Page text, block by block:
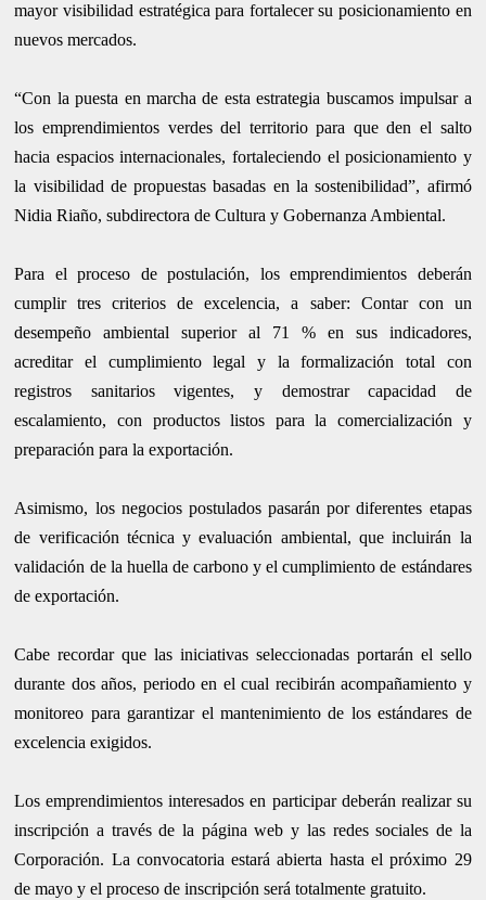
mayor visibilidad estratégica para fortalecer su posicionamiento en
nuevos mercados.
“Con la puesta en marcha de esta estrategia buscamos impulsar a
los emprendimientos verdes del territorio para que den el salto
hacia espacios internacionales, fortaleciendo el posicionamiento y
la visibilidad de propuestas basadas en la sostenibilidad”, afirmó
Nidia Riaño, subdirectora de Cultura y Gobernanza Ambiental.
Para el proceso de postulación, los emprendimientos deberán
cumplir tres criterios de excelencia, a saber: Contar con un
desempeño ambiental superior al 71 % en sus indicadores,
acreditar el cumplimiento legal y la formalización total con
registros sanitarios vigentes, y demostrar capacidad de
escalamiento, con productos listos para la comercialización y
preparación para la exportación.
Asimismo, los negocios postulados pasarán por diferentes etapas
de verificación técnica y evaluación ambiental, que incluirán la
validación de la huella de carbono y el cumplimiento de estándares
de exportación.
Cabe recordar que las iniciativas seleccionadas portarán el sello
durante dos años, periodo en el cual recibirán acompañamiento y
monitoreo para garantizar el mantenimiento de los estándares de
excelencia exigidos.
Los emprendimientos interesados en participar deberán realizar su
inscripción a través de la página web y las redes sociales de la
Corporación. La convocatoria estará abierta hasta el próximo 29
de mayo y el proceso de inscripción será totalmente gratuito.